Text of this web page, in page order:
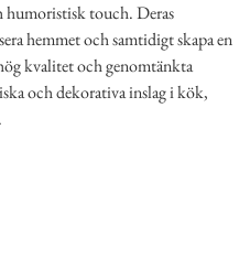
touch. Deras
hemmet och samtidigt skapa en
kvalitet och genomtänkta
och dekorativa inslag i kök,